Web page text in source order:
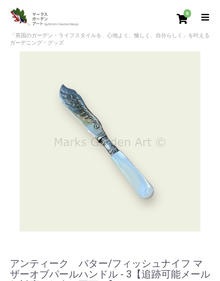
0
「英国のガーデン・ライフスタイルを、心地よく、愉しく、自分らしく」を叶える
ガーデニング・グッズ
アンティーク バター/フィッシュナイフ マ
ザーオブパールハンドル - 3【追跡可能メール